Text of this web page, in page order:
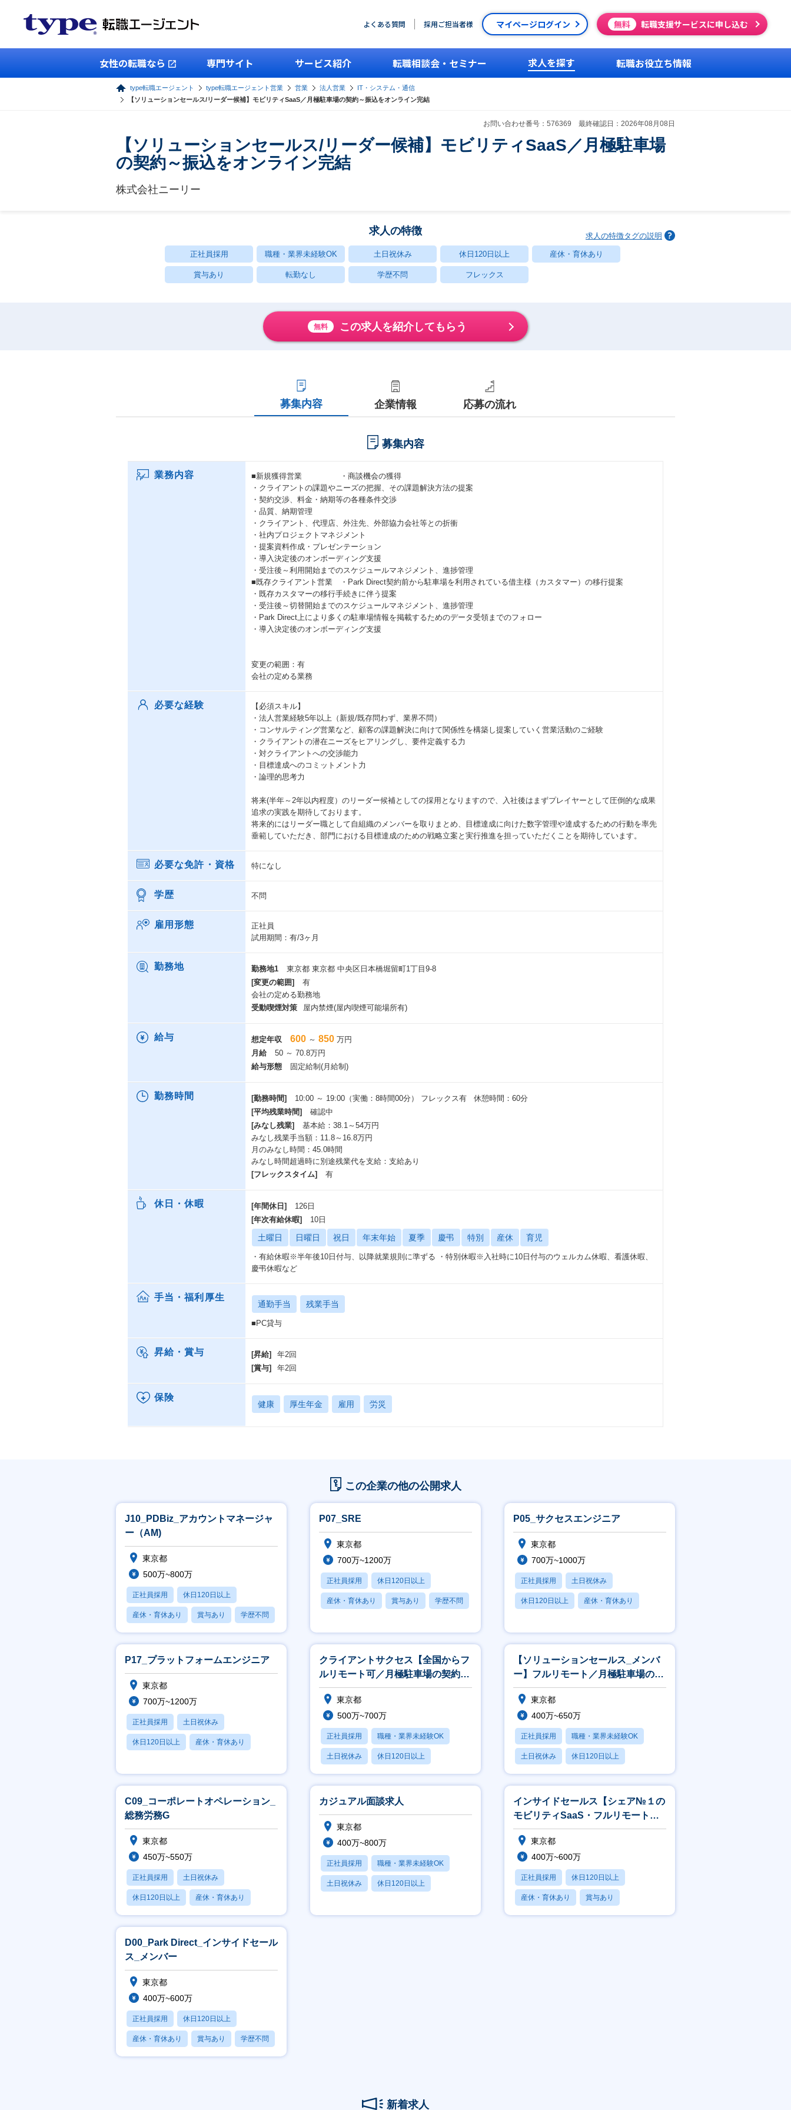
よくある質問 採用ご担当者様 マイページログイン 無料 転職支援サービスに申し込む
女性の転職なら 専門サイト サービス紹介 転職相談会・セミナー 求人を探す 転職お役立ち情報
type転職エージェント type転職エージェント営業 営業 法人営業
IT・システム・通信
【ソリューションセールス/リーダー候補】モビリティSaaS／月極駐車場の契約～振込をオンライン完結
お問い合わせ番号：576369 最終確認日：2026年08月08日
【ソリューションセールス/リーダー候補】モビリティSaaS／月極駐車場
の契約～振込をオンライン完結
株式会社ニーリー
求人の特徴 求人の特徴タグの説明
正社員採用 職種・業界未経験OK 土日祝休み 休日120日以上 産休・育休あり
賞与あり 転勤なし 学歴不問 フレックス
無料 この求人を紹介してもらう
募集内容 企業情報 応募の流れ
募集内容
業務内容
■新規獲得営業 ・商談機会の獲得
・クライアントの課題やニーズの把握、その課題解決方法の提案
・契約交渉、料金・納期等の各種条件交渉
・品質、納期管理
・クライアント、代理店、外注先、外部協力会社等との折衝
・社内プロジェクトマネジメント
・提案資料作成・プレゼンテーション
・導入決定後のオンボーディング支援
・受注後～利用開始までのスケジュールマネジメント、進捗管理
■既存クライアント営業 ・Park Direct契約前から駐車場を利用されている借主様（カスタマー）の移行提案
・既存カスタマーの移行手続きに伴う提案
・受注後～切替開始までのスケジュールマネジメント、進捗管理
・Park Direct上により多くの駐車場情報を掲載するためのデータ受領までのフォロー
・導入決定後のオンボーディング支援
変更の範囲：有
会社の定める業務
必要な経験
【必須スキル】
・法人営業経験5年以上（新規/既存問わず、業界不問）
・コンサルティング営業など、顧客の課題解決に向けて関係性を構築し提案していく営業活動のご経験
・クライアントの潜在ニーズをヒアリングし、要件定義する力
・対クライアントへの交渉能力
・目標達成へのコミットメント力
・論理的思考力
将来(半年～2年以内程度）のリーダー候補としての採用となりますので、入社後はまずプレイヤーとして圧倒的な成果
追求の実践を期待しております。
将来的にはリーダー職として自組織のメンバーを取りまとめ、目標達成に向けた数字管理や達成するための行動を率先
垂範していただき、部門における目標達成のための戦略立案と実行推進を担っていただくことを期待しています。
必要な免許・資格 特になし
学歴 不問
雇用形態
正社員
試用期間：有/3ヶ月
勤務地 勤務地1
東京都 東京都 中央区日本橋堀留町1丁目9-8
[変更の範囲]
有
会社の定める勤務地
受動喫煙対策
屋内禁煙(屋内喫煙可能場所有)
給与 想定年収 600 ～ 850 万円
月給
50 ～ 70.8万円
給与形態
固定給制(月給制)
勤務時間 [勤務時間]
10:00 ～ 19:00（実働：8時間00分） フレックス有 休憩時間：60分
[平均残業時間]
確認中
[みなし残業]
基本給：38.1～54万円
みなし残業手当額：11.8～16.8万円
月のみなし時間：45.0時間
みなし時間超過時に別途残業代を支給：支給あり
[フレックスタイム]
有
休日・休暇 [年間休日]
126日
[年次有給休暇]
10日
土曜日 日曜日 祝日 年末年始 夏季 慶弔 特別 産休 育児
・有給休暇※半年後10日付与、以降就業規則に準ずる ・特別休暇※入社時に10日付与のウェルカム休暇、看護休暇、
慶弔休暇など
手当・福利厚生
通勤手当 残業手当
■PC貸与
昇給・賞与 [昇給]
年2回
[賞与]
年2回
保険
健康 厚生年金 雇用 労災
この企業の他の公開求人
J10_PDBiz_アカウントマネージャ
ー（AM)
東京都
500万~800万
正社員採用 休日120日以上
産休・育休あり 賞与あり 学歴不問
P07_SRE
東京都
700万~1200万
正社員採用 休日120日以上
産休・育休あり 賞与あり 学歴不問
P05_サクセスエンジニア
東京都
700万~1000万
正社員採用 土日祝休み
休日120日以上 産休・育休あり
P17_プラットフォームエンジニア
東京都
700万~1200万
正社員採用 土日祝休み
休日120日以上 産休・育休あり
クライアントサクセス【全国からフ
ルリモート可／月極駐車場の契約～
振込をオンライン完結】
東京都
500万~700万
正社員採用 職種・業界未経験OK
土日祝休み 休日120日以上
産休・育休あり
【ソリューションセールス_メンバ
ー】フルリモート／月極駐車場の契
約～振込をオンライン完結
東京都
400万~650万
正社員採用 職種・業界未経験OK
土日祝休み 休日120日以上
産休・育休あり
C09_コーポレートオペレーション_
総務労務G
東京都
450万~550万
正社員採用 土日祝休み
休日120日以上 産休・育休あり
賞与あり
カジュアル面談求人
東京都
400万~800万
正社員採用 職種・業界未経験OK
土日祝休み 休日120日以上
インサイドセールス【シェア№１の
モビリティSaaS・フルリモート
可】
東京都
400万~600万
正社員採用 休日120日以上
産休・育休あり 賞与あり
パパママ社員活躍中
D00_Park Direct_インサイドセール
ス_メンバー
東京都
400万~600万
正社員採用 休日120日以上
産休・育休あり 賞与あり 学歴不問
新着求人